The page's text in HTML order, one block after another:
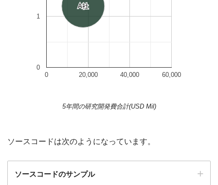
A社
A社
0 20,000 40,000 60,000
0
1
5年間の研究開発費合計(USD Mil)
ソースコードは次のようになっています。
ソースコードのサンプル